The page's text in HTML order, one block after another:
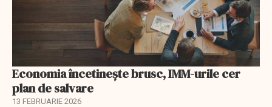
Economia încetinește brusc, IMM-urile cer
plan de salvare
13 FEBRUARIE 2026